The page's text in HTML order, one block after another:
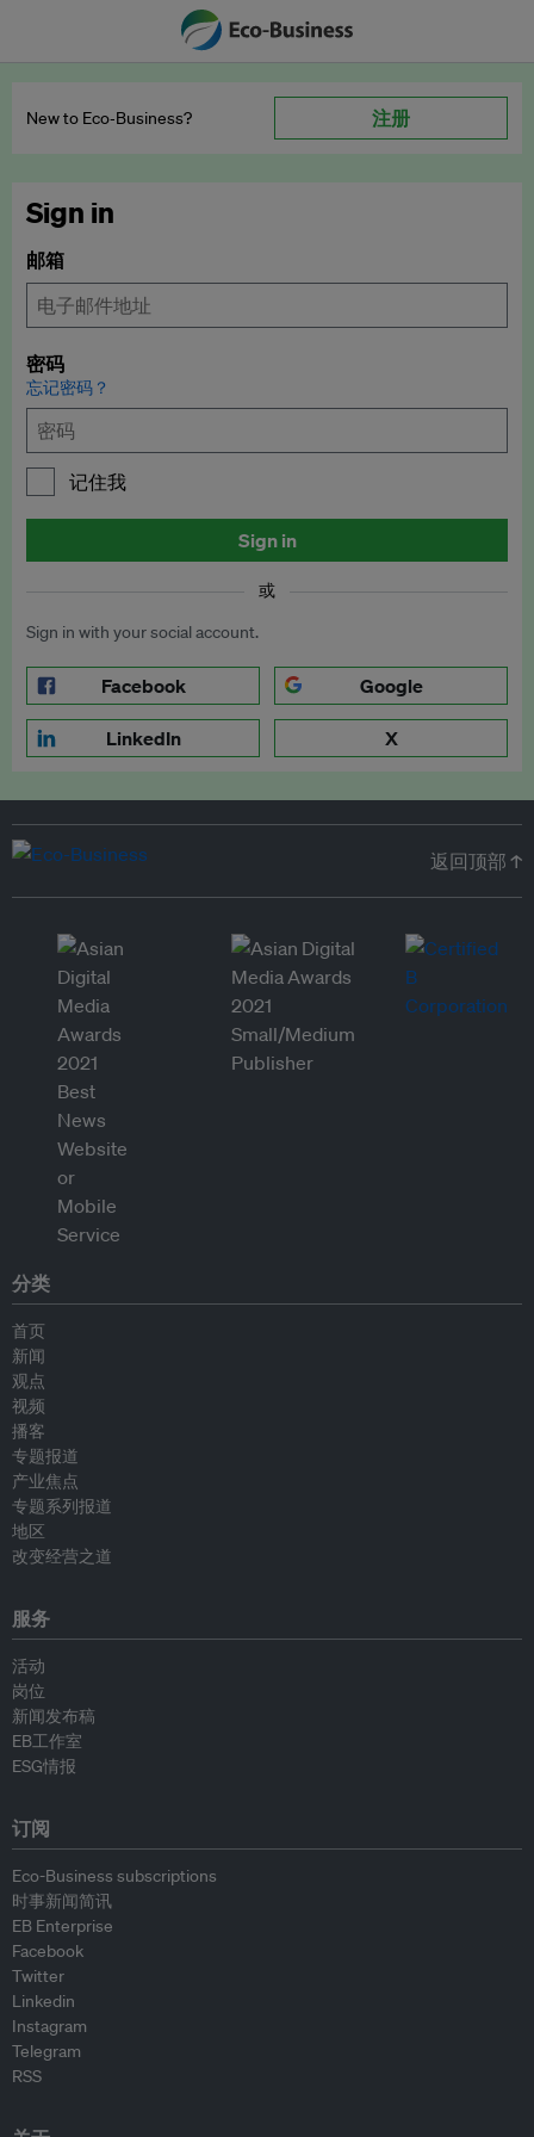
New to Eco‑Business? 注册
Sign in
邮箱
密码
忘记密码？
记住我
Sign in
或
Sign in with your social account.
Facebook Google
LinkedIn X
返回顶部 ↑
分类
首页
新闻
观点
视频
播客
专题报道
产业焦点
专题系列报道
地区
改变经营之道
服务
活动
岗位
新闻发布稿
EB工作室
ESG情报
订阅
Eco-Business subscriptions
时事新闻简讯
EB Enterprise
Facebook
Twitter
Linkedin
Instagram
Telegram
RSS